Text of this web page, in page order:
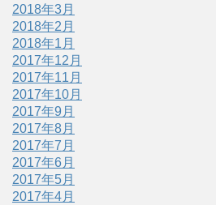
2018年3月
2018年2月
2018年1月
2017年12月
2017年11月
2017年10月
2017年9月
2017年8月
2017年7月
2017年6月
2017年5月
2017年4月